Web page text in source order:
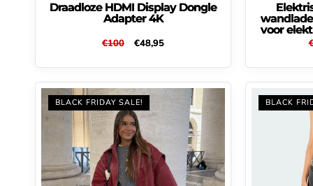
Draadloze HDMI Display Dongle
Adapter 4K
Normale
€100 Aanbiedingsprijs
€48,95
voor
BLACK FRIDAY SALE! BLACK